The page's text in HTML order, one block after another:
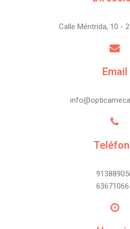
Calle Méntrida, 10 -
Email